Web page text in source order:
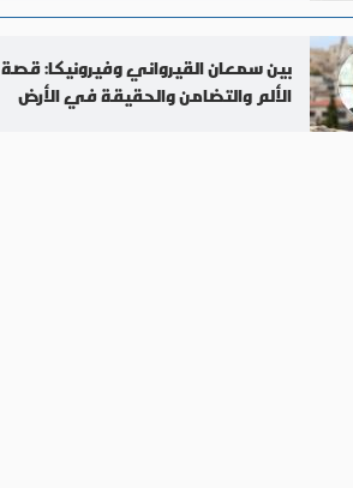
بين سمعان القيرواني وفيرونيكا: قصة
الألم والتضامن والحقيقة في الأرض